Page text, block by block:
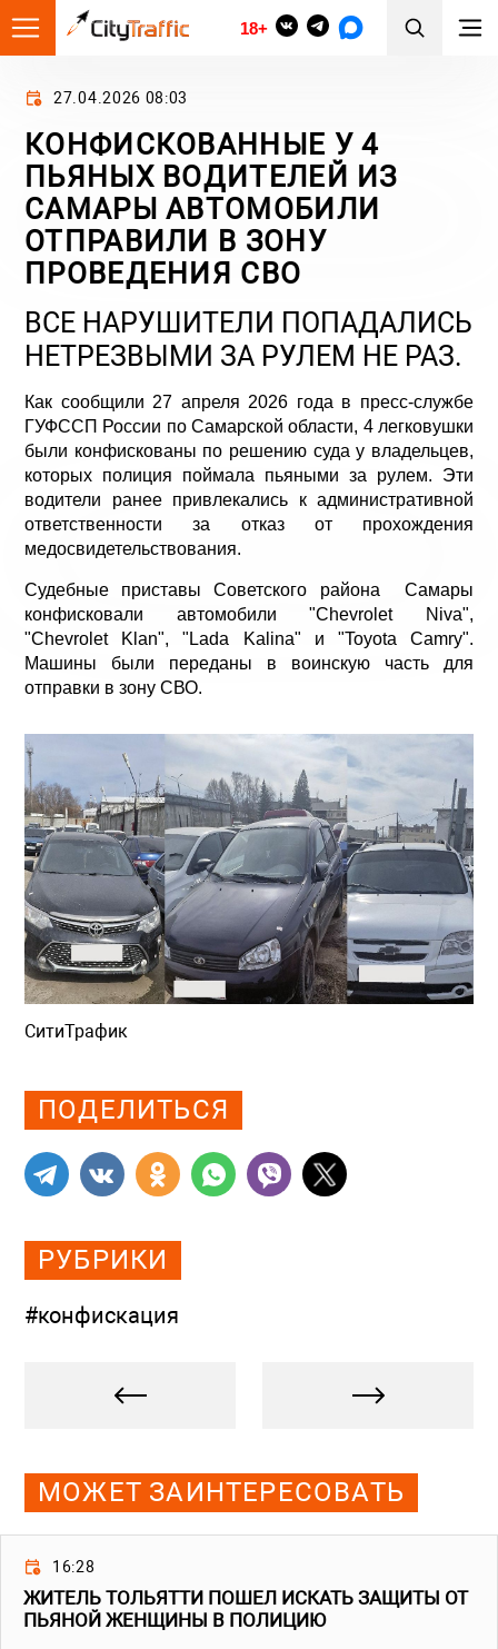
18+
27.04.2026 08:03
КОНФИСКОВАННЫЕ У 4
ПЬЯНЫХ ВОДИТЕЛЕЙ ИЗ
САМАРЫ АВТОМОБИЛИ
ОТПРАВИЛИ В ЗОНУ
ПРОВЕДЕНИЯ СВО
ВСЕ НАРУШИТЕЛИ ПОПАДАЛИСЬ
НЕТРЕЗВЫМИ ЗА РУЛЕМ НЕ РАЗ.
Как сообщили 27 апреля 2026 года в пресс-службе
ГУФССП России по Самарской области, 4 легковушки
были конфискованы по решению суда у владельцев,
которых полиция поймала пьяными за рулем. Эти
водители ранее привлекались к административной
ответственности за отказ от прохождения
медосвидетельствования.
Судебные приставы Советского района Самары
конфисковали автомобили "Chevrolet Niva",
"Chevrolet Klan", "Lada Kalina" и "Toyota Camry".
Машины были переданы в воинскую часть для
отправки в зону СВО.
СитиТрафик
ПОДЕЛИТЬСЯ
РУБРИКИ
#конфискация
МОЖЕТ ЗАИНТЕРЕСОВАТЬ
16:28
ЖИТЕЛЬ ТОЛЬЯТТИ ПОШЕЛ ИСКАТЬ ЗАЩИТЫ ОТ
ПЬЯНОЙ ЖЕНЩИНЫ В ПОЛИЦИЮ